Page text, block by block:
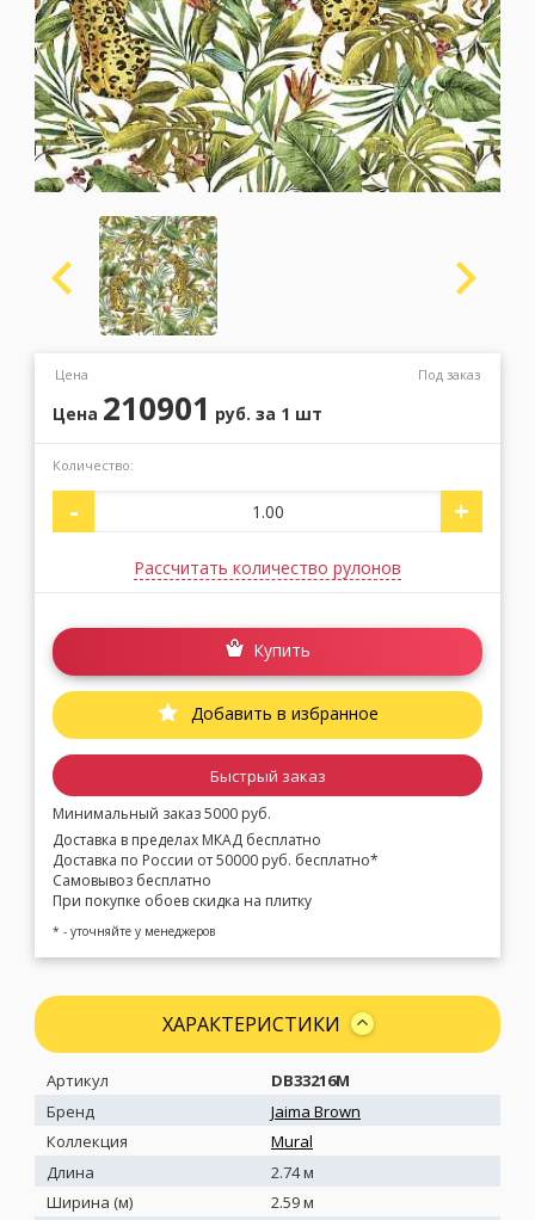
Москва (сменить город)
Заказать обратный звонок
Цена Под заказ
Цена 210901 руб. за 1 шт
Количество:
- +
Рассчитать количество рулонов
Купить
Добавить в избранное
Быстрый заказ
Минимальный заказ 5000 руб.
Доставка в пределах МКАД бесплатно
Доставка по России от 50000 руб. бесплатно*
Самовывоз бесплатно
При покупке обоев скидка на плитку
* - уточняйте у менеджеров
ХАРАКТЕРИСТИКИ
Артикул
DB33216M
Бренд
Jaima Brown
Коллекция
Mural
Длина
2.74 м
Ширина (м)
2.59 м